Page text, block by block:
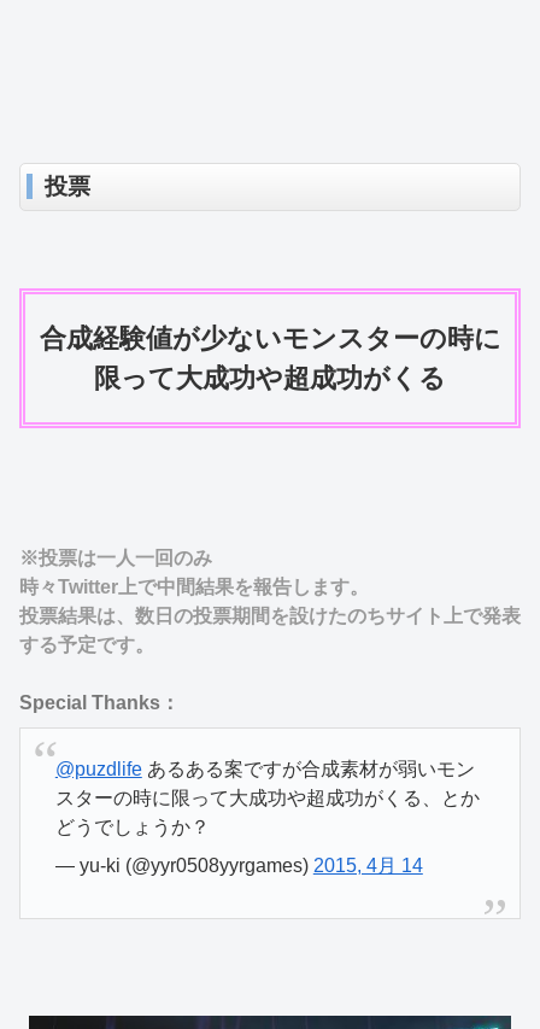
投票
合成経験値が少ないモンスターの時に
限って大成功や超成功がくる
※投票は一人一回のみ
時々Twitter上で中間結果を報告します。
投票結果は、数日の投票期間を設けたのちサイト上で発表
する予定です。
Special Thanks：
@puzdlifeあるある案ですが合成素材が弱いモン
スターの時に限って大成功や超成功がくる、とか
どうでしょうか？
— yu-ki (@yyr0508yyrgames) 2015, 4月 14